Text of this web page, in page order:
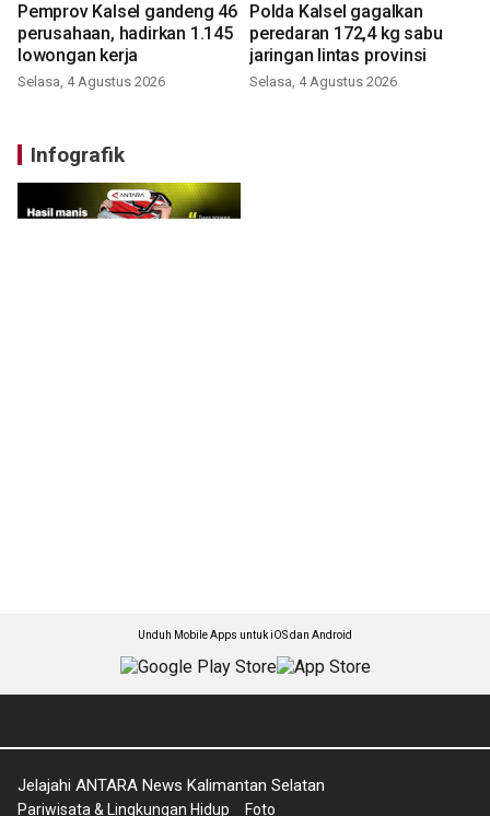
Pemprov Kalsel gandeng 46
perusahaan, hadirkan 1.145
lowongan kerja
Selasa, 4 Agustus 2026
Polda Kalsel gagalkan
peredaran 172,4 kg sabu
jaringan lintas provinsi
Selasa, 4 Agustus 2026
Infografik
Unduh Mobile Apps untuk iOS dan Android
Jelajahi ANTARA News Kalimantan Selatan
Pariwisata & Lingkungan Hidup Foto